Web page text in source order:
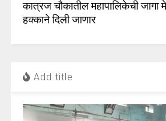
कात्रज चौकातील महापालिकेची जागा
हक्काने दिली जाणार
Add title